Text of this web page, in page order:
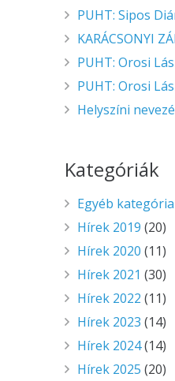
PUHT: Sipos
KARÁCSONYI
PUHT: Orosi
PUHT: Orosi
Helyszíni
Kategóriák
Egyéb kategória
Hírek 2019 (20)
Hírek 2020 (11)
Hírek 2021 (30)
Hírek 2022 (11)
Hírek 2023 (14)
Hírek 2024(14)
Hírek 2025 (20)